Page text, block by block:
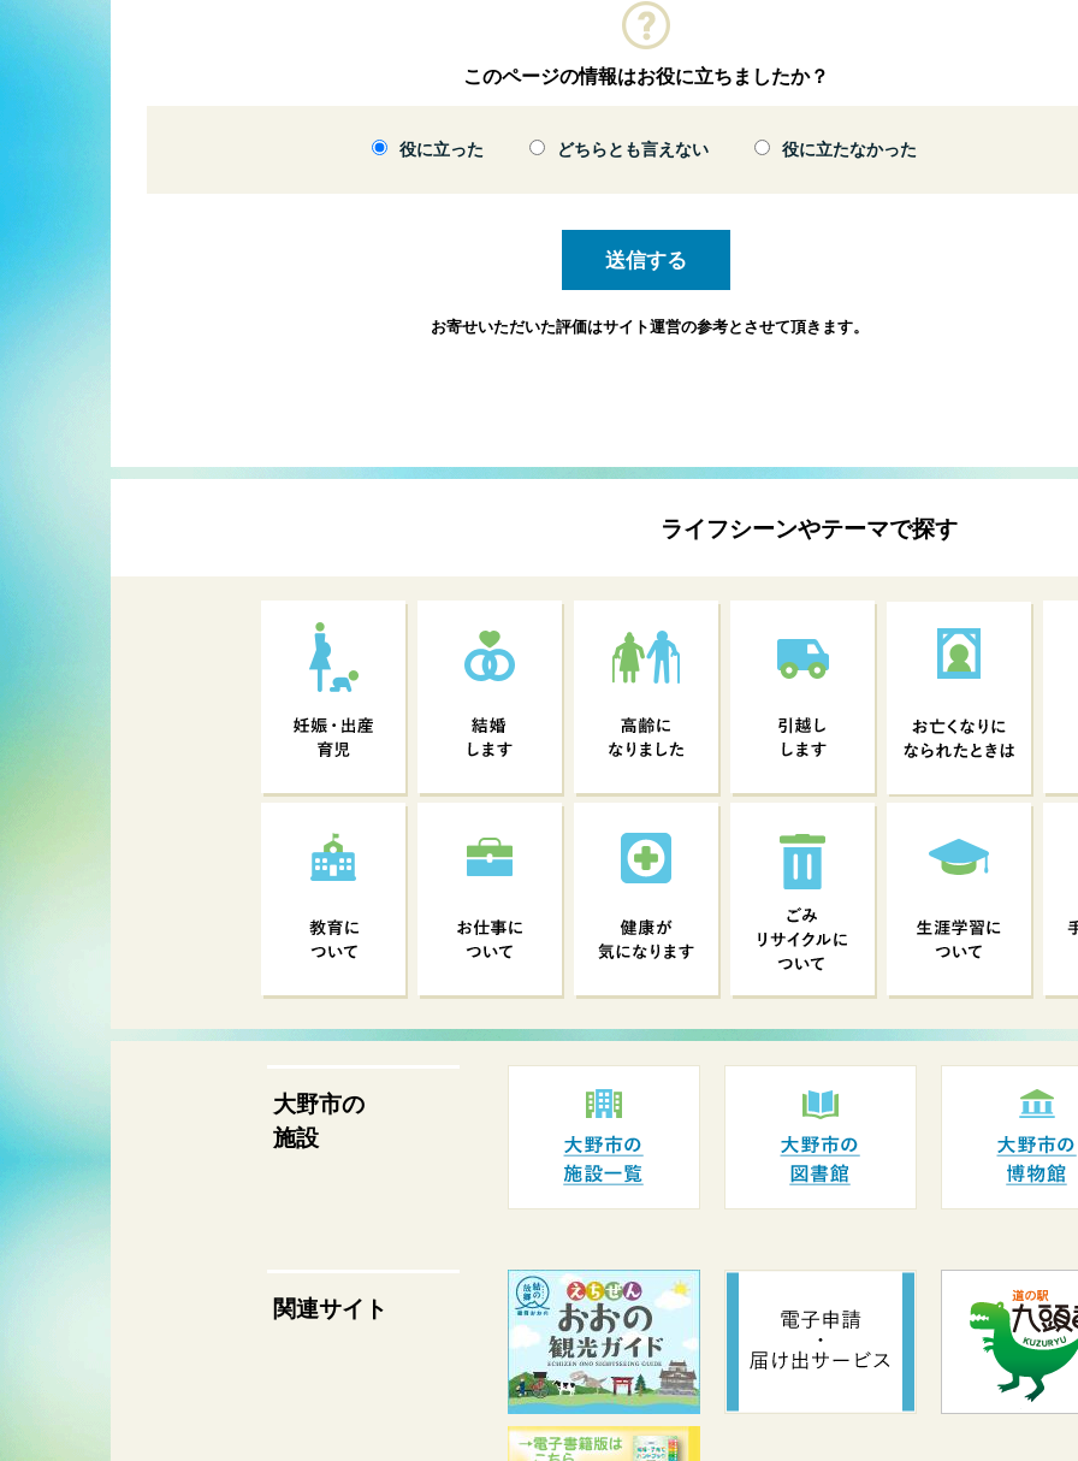
このページの情報はお役に立ちましたか？
役に立った どちらとも言えない 役に立たなかった
お寄せいただいた評価はサイト運営の参考とさせて頂きます。
ライフシーンやテーマで探す
大野市の
施設
関連サイト